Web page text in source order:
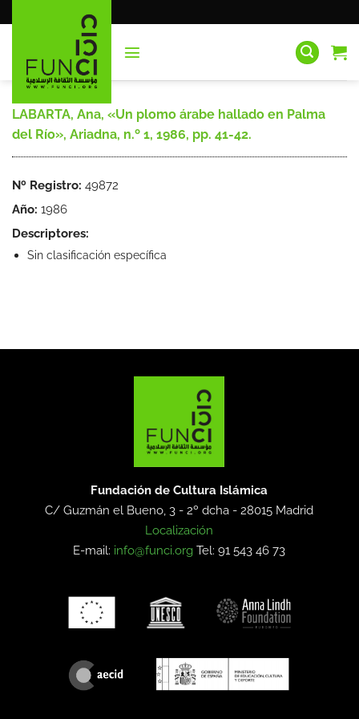
al
LABARTA, Ana, «Un plomo árabe hallado en Palma
del Río», Ariadna, n.º 1, 1986, pp. 41-42.
Nº Registro: 49872
Año: 1986
Descriptores:
Sin clasificación específica
Fundación de Cultura Islámica
C/ Guzmán el Bueno, 3 - 2º dcha -28015 Madrid
Localización
E-mail: info@funci.org Tel: 91 543 46 73